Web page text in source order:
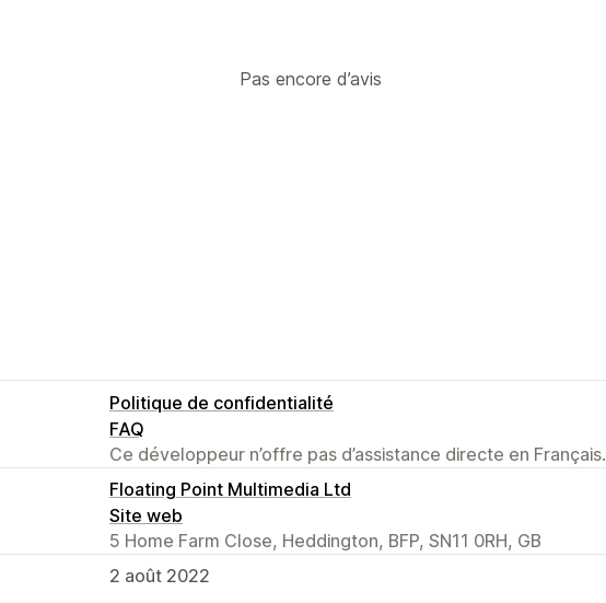
Pas encore d’avis
Politique de confidentialité
FAQ
Ce développeur n’offre pas d’assistance directe en Français.
Floating Point Multimedia Ltd
Site web
5 Home Farm Close, Heddington, BFP, SN11 0RH, GB
2 août 2022